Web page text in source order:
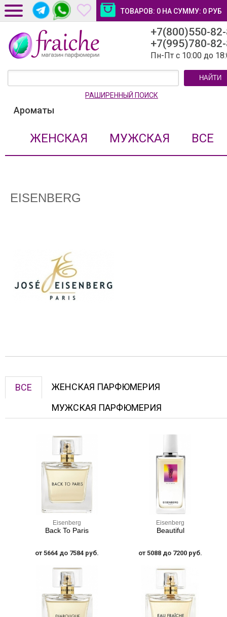
ТОВАРОВ: 0 НА СУММУ: 0 РУБ
ДОСТАВКА И ОПЛАТА
НОВОСТИ И СТАТЬИ
+7(800)550-
+7(995)780-
Пн-Пт с 10:00 до
НАЙТИ
РАШИРЕННЫЙ ПОИСК
Ароматы
ЖЕНСКАЯ МУЖСКАЯ ВСЕ
EISENBERG
ВСЕ
ЖЕНСКАЯ ПАРФЮМЕРИЯ
МУЖСКАЯ ПАРФЮМЕРИЯ
Eisenberg
Back To Paris
от 5664 до 7584 руб.
Eisenberg
Beautiful
от 5088 до 7200 руб.